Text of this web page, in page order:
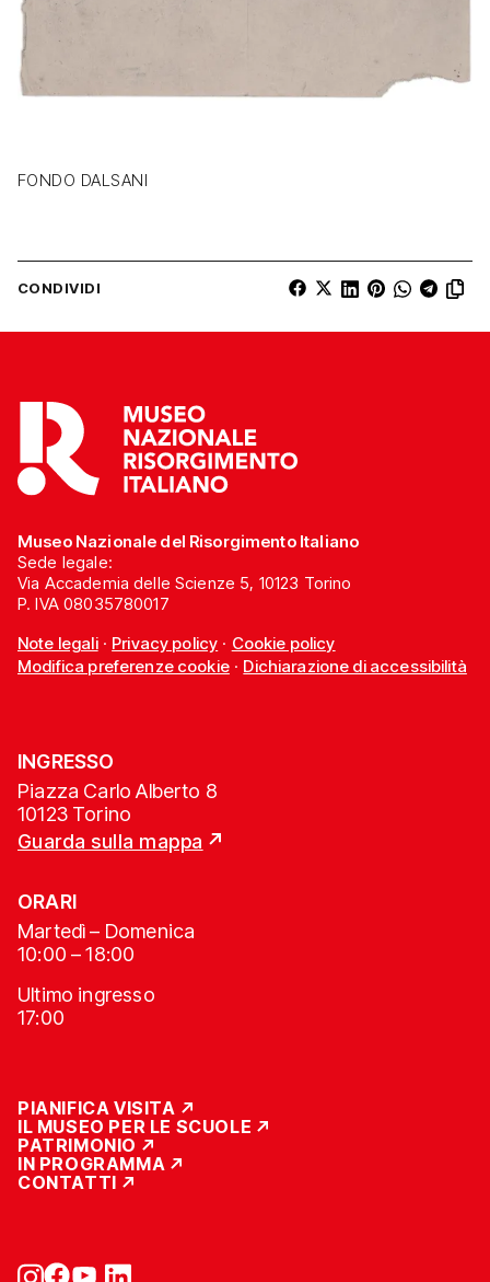
FONDO DALSANI
CONDIVIDI
Museo Nazionale del Risorgimento Italiano
Sede legale:
Via Accademia delle Scienze 5, 10123 Torino
P. IVA 08035780017
Note legali· Privacy policy · Cookie policy
Modifica preferenze cookie· Dichiarazione di accessibilità
INGRESSO
Piazza Carlo Alberto 8
10123 Torino
Guarda sulla mappa
ORARI
Martedì – Domenica
10:00 – 18:00
Ultimo ingresso
17:00
PIANIFICA VISITA
IL MUSEO PER LE SCUOLE
PATRIMONIO
IN PROGRAMMA
CONTATTI